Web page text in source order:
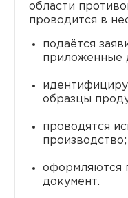
области
проводится в
подаётся
приложенные
образцы
проводятся
производство;
оформляются
документ.